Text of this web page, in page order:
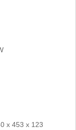
x 453 x 123